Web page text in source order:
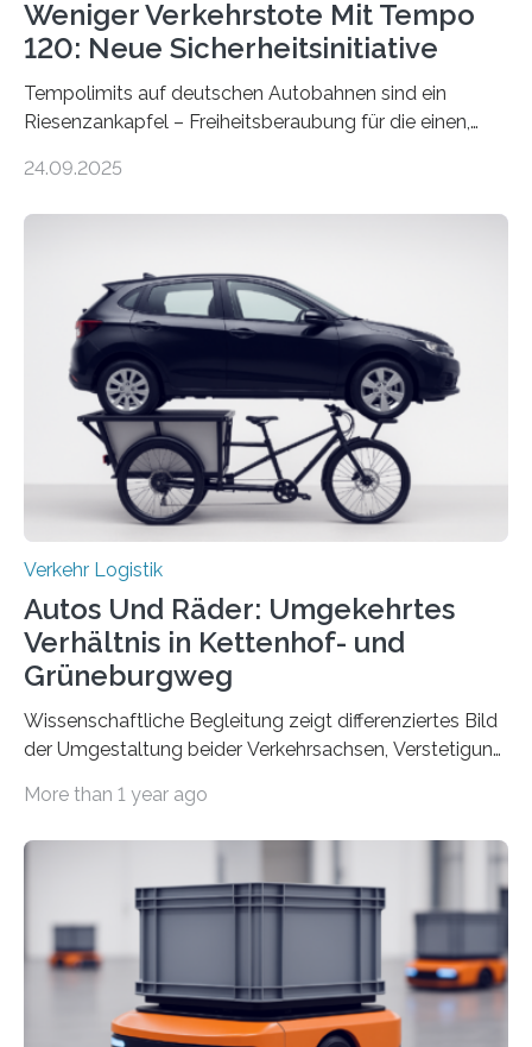
Weniger Verkehrstote Mit Tempo
120: Neue Sicherheitsinitiative
Tempolimits auf deutschen Autobahnen sind ein
Riesenzankapfel – Freiheitsberaubung für die einen,
Nach rund 50 Jahren hat eine Wissenschaftlerin der
die Zahl der Verkehrstoten sogar um 35 Prozent. Die
Studie ist in der Zeitschrift Transportation Research
Part A: Policy and Practice vom 5. August 2025 online
veröffentlicht. Die deutschen Autobahnen sind…
24.09.2025
Verkehr Logistik
Autos Und Räder: Umgekehrtes
Verhältnis in Kettenhof- und
Grüneburgweg
Wissenschaftliche Begleitung zeigt differenziertes Bild
der Umgestaltung beider Verkehrsachsen, Verstetigung
fördern sowie die Wohn- und Aufenthaltsqualität zu
an der Achse Kettenhofweg/Robert-Mayer-Straße
durch. Wie diese angenommen werden und was sie
bewirken, haben Forscher*innen der Frankfurt University
of Applied Sciences (Frankfurt UAS) untersucht und
ziehen insgesamt eine positive Bilanz. Gemeinsam mit
Vertreter*innen der Stadt Frankfurt stellten sie am 15.
More than 1 year ago